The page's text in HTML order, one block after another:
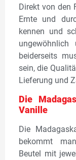
Direkt von den
Ernte und
kennen und
beiderseits
sein, die
Lieferung und
Die
Vanille
Die
bekommt
Beutel mit